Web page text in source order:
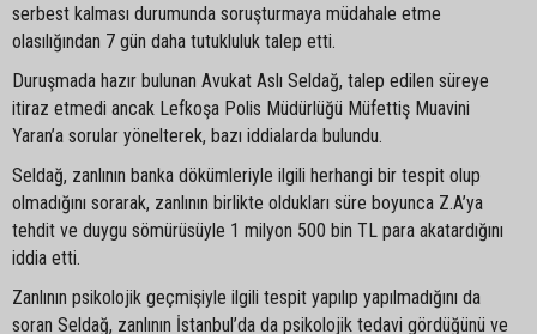
serbest kalması durumunda soruşturmaya müdahale etme
olasılığından 7 gün daha tutukluluk talep etti.
Duruşmada hazır bulunan Avukat Aslı Seldağ, talep edilen süreye
itiraz etmedi ancak Lefkoşa Polis Müdürlüğü Müfettiş Muavini
Yaran’a sorular yönelterek, bazı iddialarda bulundu.
Seldağ, zanlının banka dökümleriyle ilgili herhangi bir tespit olup
olmadığını sorarak, zanlının birlikte oldukları süre boyunca Z.A’ya
tehdit ve duygu sömürüsüyle 1 milyon 500 bin TL para akatardığını
iddia etti.
Zanlının psikolojik geçmişiyle ilgili tespit yapılıp yapılmadığını da
soran Seldağ, zanlının İstanbul’da da psikolojik tedavi gördüğünü ve